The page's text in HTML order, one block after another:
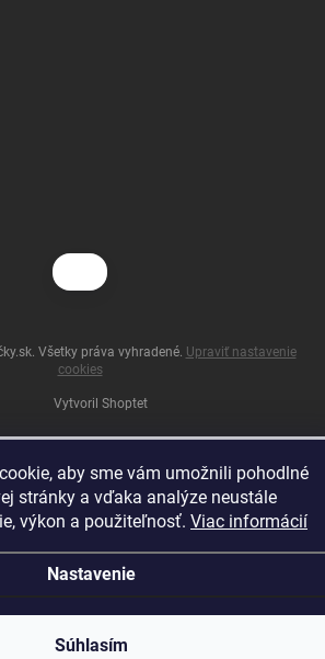
aby sme vám umožnili pohodlné
stránky a vďaka analýze neustále
výkon a použiteľnosť. Viac informácií
Nastavenie
Súhlasím
Vytvoril Shoptet
. Všetky práva vyhradené. Upraviť nastavenie
cookies